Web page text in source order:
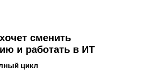
сменить
и работать в ИТ
цикл